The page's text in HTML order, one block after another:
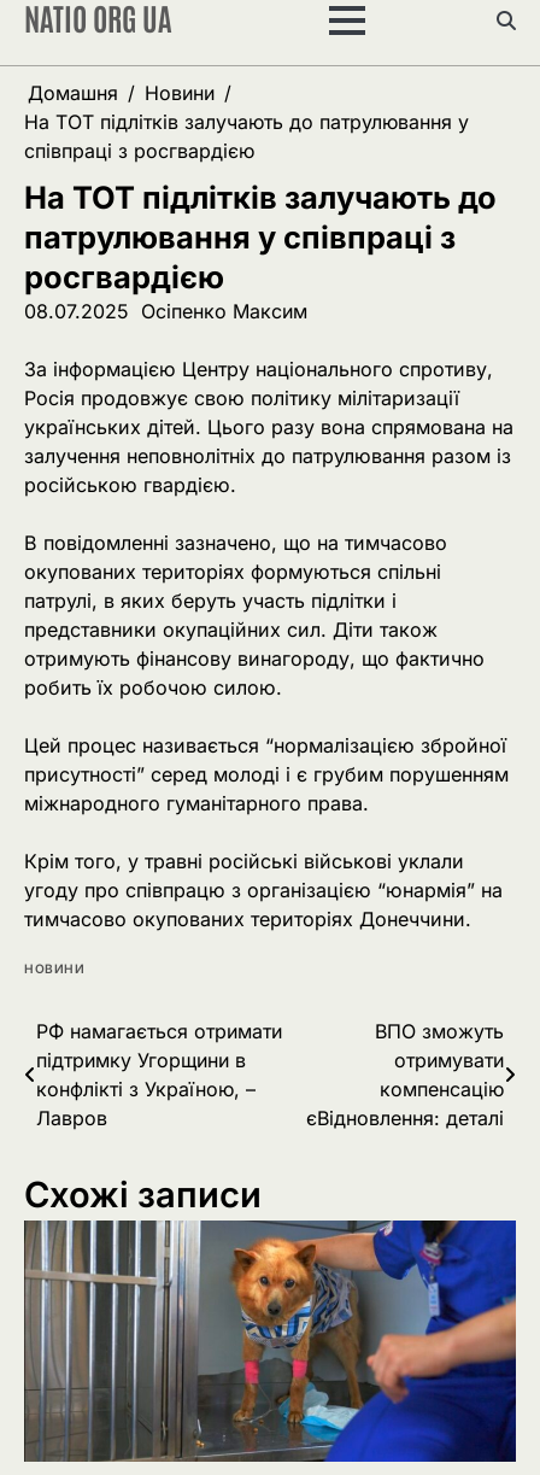
Перейти
вмісту
NATIO ORG UA
Домашня
Новини
На ТОТ підлітків залучають до патрулювання у
співпраці з росгвардією
На ТОТ підлітків залучають до
патрулювання у співпраці з
росгвардією
08.07.2025 Осіпенко Максим
За інформацією Центру національного спротиву,
Росія продовжує свою політику мілітаризації
українських дітей. Цього разу вона спрямована на
залучення неповнолітніх до патрулювання разом із
російською гвардією.
В повідомленні зазначено, що на тимчасово
окупованих територіях формуються спільні
патрулі, в яких беруть участь підлітки і
представники окупаційних сил. Діти також
отримують фінансову винагороду, що фактично
робить їх робочою силою.
Цей процес називається “нормалізацією збройної
присутності” серед молоді і є грубим порушенням
міжнародного гуманітарного права.
Крім того, у травні російські військові уклали
угоду про співпрацю з організацією “юнармія” на
тимчасово окупованих територіях Донеччини.
НОВИНИ
Навігація
записів
РФ намагається отримати
підтримку Угорщини в
конфлікті з Україною, –
Лавров
ВПО зможуть
отримувати
компенсацію
єВідновлення: деталі
Схожі записи